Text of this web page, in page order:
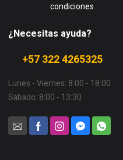
condiciones
¿Necesitas ayuda?
+57 322 4265325
Lunes - Viernes: 8:00 - 18:00
Sábado: 8:00 - 13:30